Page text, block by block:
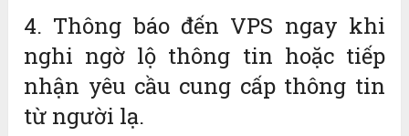
4. Thông báo đến VPS ngay khi
nghi ngờ lộ thông tin hoặc tiếp
nhận yêu cầu cung cấp thông tin
từ người lạ.